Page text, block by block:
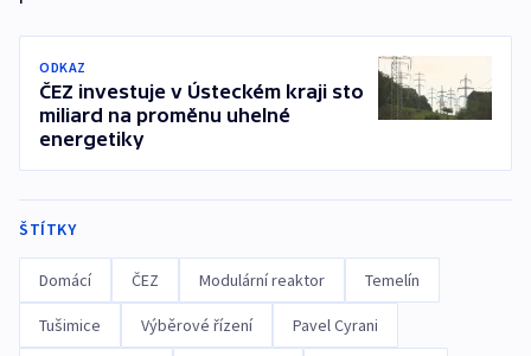
ODKAZ
ČEZ investuje v Ústeckém kraji sto
miliard na proměnu uhelné
energetiky
ŠTÍTKY
Domácí ČEZ Modulární reaktor Temelín
Tušimice Výběrové řízení Pavel Cyrani